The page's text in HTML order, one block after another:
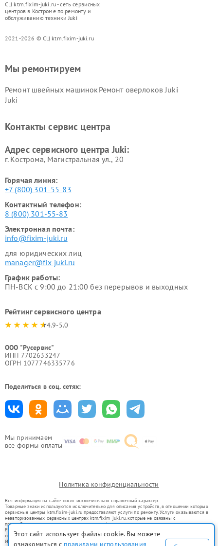
СЦ ktm.fixim-juki.ru - сеть сервисных
центров в Костроме по ремонту и
обслуживанию техники Juki
2021-2026 © СЦ ktm.fixim-juki.ru
Мы принимаем
все формы оплаты
Мы ремонтируем
Ремонт швейных машинок
Juki
Ремонт оверлоков Juki
Контакты сервис центра
Адрес сервисного центра Juki:
г. Кострома, Магистральная ул., 20
Горячая линия:
+7 (800) 301-55-83
Контактный телефон:
8 (800) 301-55-83
Электронная почта:
info@fixim-juki.ru
для юридических лиц
manager@fix-juki.ru
График работы:
ПН-ВСК с 9:00 до 21:00 без перерывов и выходных
Рейтинг сервисного центра
4.9-5.0
ООО "Русервис"
ИНН 7702633247
ОГРН 1077746335776
Поделиться в соц. сетях:
Политика конфиденциальности
Вся информация на сайте носит исключительно справочный характер.
Товарные знаки используются исключительно для описания устройств, в отношении которых
сервисные центры ktm.fixim-juki.ru предоставляют услуги по ремонту. Услуги оказываются в
неавторизованных сервисных центрах ktm.fixim-juki.ru, которые не связаны с
правообладателями товарных знаков или их официальными представителями.
Ремонт осуществляется для устройств, уже введенных в гражданский оборот в соответствии
со статьей 1487 ГК РФ.
Использование товарных знаков не преследует цели индивидуализации услуг или введения
Этот сайт использует файлы cookie. Вы можете
ознакомиться с правилами использования